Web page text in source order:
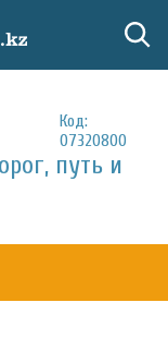
Код:
07320800
путь и